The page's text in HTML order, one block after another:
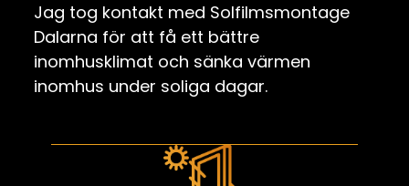
Jag tog kontakt med Solfilmsmontage
Dalarna för att få ett bättre
inomhusklimat och sänka värmen
inomhus under soliga dagar.